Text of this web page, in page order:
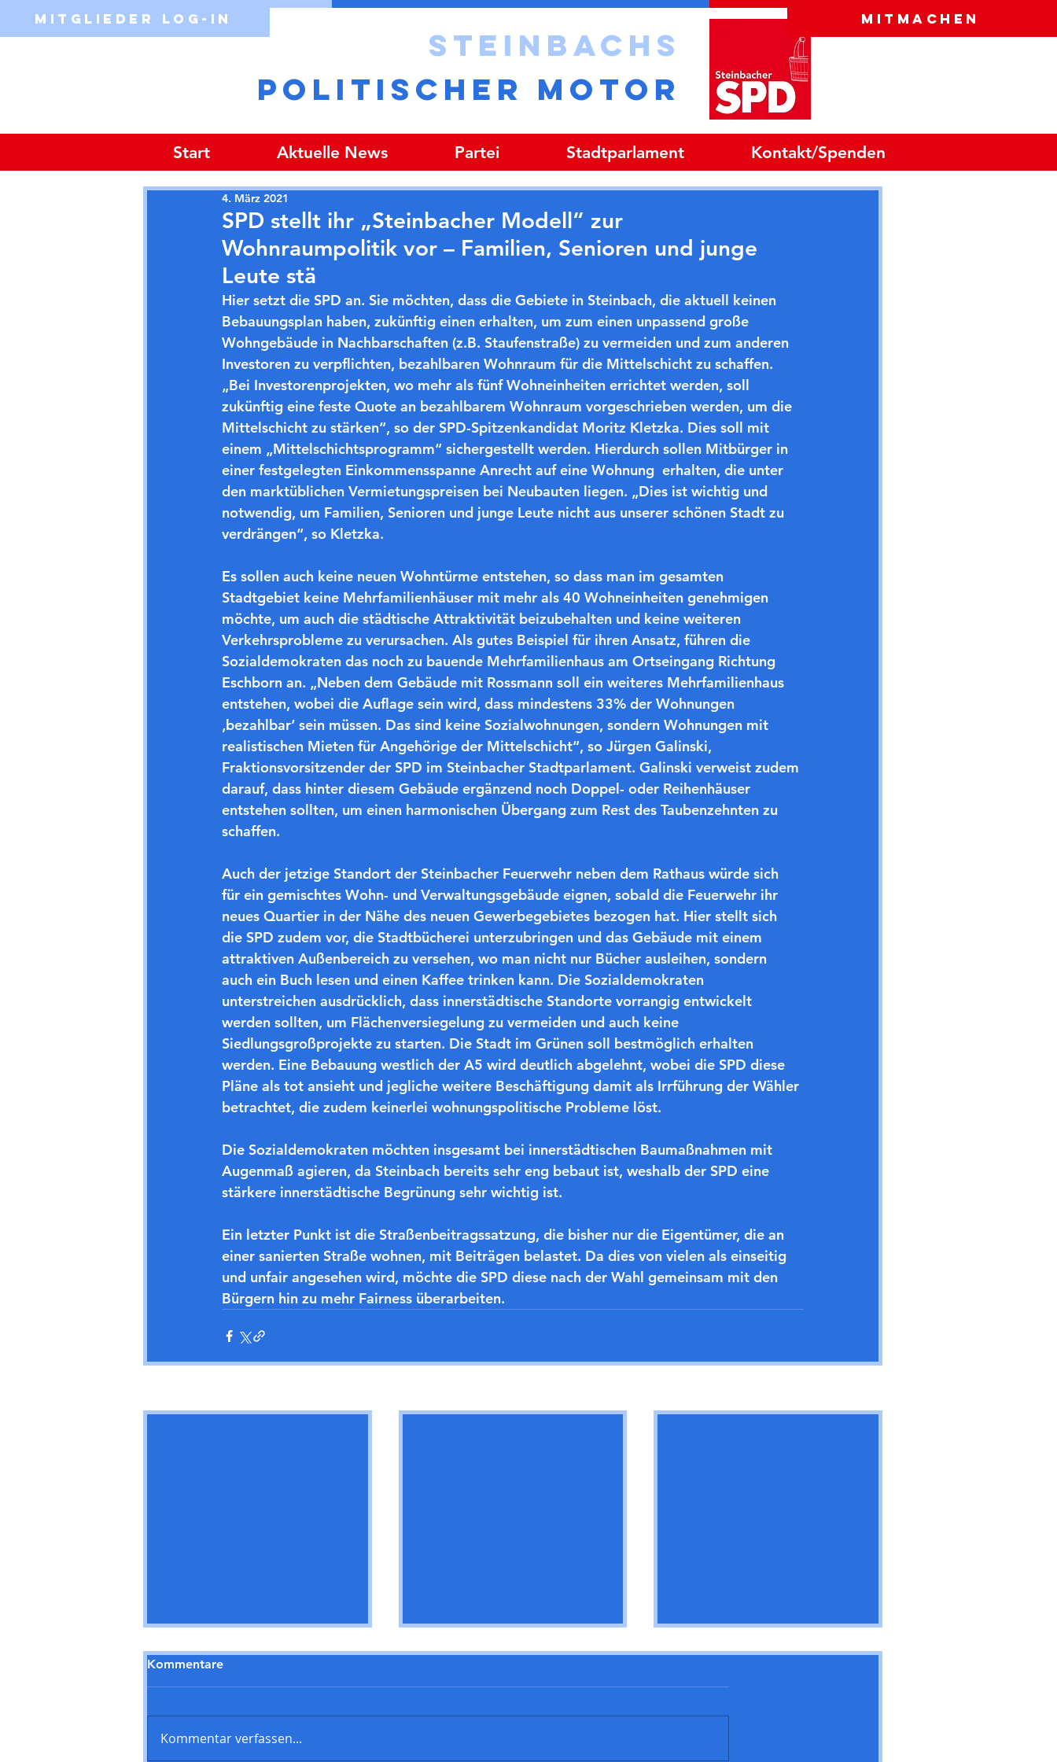
Mitglieder Log-in Mitmachen
STEINBACHS
POLITISCHER MOTOR
Start Aktuelle News Partei Stadtparlament Kontakt/Spenden
SPD stellt ihr „Steinbacher Modell“ zur
Wohnraumpolitik vor – Familien, Senioren und junge
Leute stä
4. März 2021
Hier setzt die SPD an. Sie möchten, dass die Gebiete in Steinbach, die aktuell keinen
Bebauungsplan haben, zukünftig einen erhalten, um zum einen unpassend große
Wohngebäude in Nachbarschaften (z.B. Staufenstraße) zu vermeiden und zum anderen
Investoren zu verpflichten, bezahlbaren Wohnraum für die Mittelschicht zu schaffen.
„Bei Investorenprojekten, wo mehr als fünf Wohneinheiten errichtet werden, soll
zukünftig eine feste Quote an bezahlbarem Wohnraum vorgeschrieben werden, um die
Mittelschicht zu stärken“, so der SPD-Spitzenkandidat Moritz Kletzka. Dies soll mit
einem „Mittelschichtsprogramm“ sichergestellt werden. Hierdurch sollen Mitbürger in
einer festgelegten Einkommensspanne Anrecht auf eine Wohnung  erhalten, die unter
den marktüblichen Vermietungspreisen bei Neubauten liegen. „Dies ist wichtig und
notwendig, um Familien, Senioren und junge Leute nicht aus unserer schönen Stadt zu
verdrängen“, so Kletzka.
Es sollen auch keine neuen Wohntürme entstehen, so dass man im gesamten
Stadtgebiet keine Mehrfamilienhäuser mit mehr als 40 Wohneinheiten genehmigen
möchte, um auch die städtische Attraktivität beizubehalten und keine weiteren
Verkehrsprobleme zu verursachen. Als gutes Beispiel für ihren Ansatz, führen die
Sozialdemokraten das noch zu bauende Mehrfamilienhaus am Ortseingang Richtung
Eschborn an. „Neben dem Gebäude mit Rossmann soll ein weiteres Mehrfamilienhaus
entstehen, wobei die Auflage sein wird, dass mindestens 33% der Wohnungen
‚bezahlbar‘ sein müssen. Das sind keine Sozialwohnungen, sondern Wohnungen mit
realistischen Mieten für Angehörige der Mittelschicht“, so Jürgen Galinski,
Fraktionsvorsitzender der SPD im Steinbacher Stadtparlament. Galinski verweist zudem
darauf, dass hinter diesem Gebäude ergänzend noch Doppel- oder Reihenhäuser
entstehen sollten, um einen harmonischen Übergang zum Rest des Taubenzehnten zu
schaffen.
Auch der jetzige Standort der Steinbacher Feuerwehr neben dem Rathaus würde sich
für ein gemischtes Wohn- und Verwaltungsgebäude eignen, sobald die Feuerwehr ihr
neues Quartier in der Nähe des neuen Gewerbegebietes bezogen hat. Hier stellt sich
die SPD zudem vor, die Stadtbücherei unterzubringen und das Gebäude mit einem
attraktiven Außenbereich zu versehen, wo man nicht nur Bücher ausleihen, sondern
auch ein Buch lesen und einen Kaffee trinken kann. Die Sozialdemokraten
unterstreichen ausdrücklich, dass innerstädtische Standorte vorrangig entwickelt
werden sollten, um Flächenversiegelung zu vermeiden und auch keine
Siedlungsgroßprojekte zu starten. Die Stadt im Grünen soll bestmöglich erhalten
werden. Eine Bebauung westlich der A5 wird deutlich abgelehnt, wobei die SPD diese
Pläne als tot ansieht und jegliche weitere Beschäftigung damit als Irrführung der Wähler
betrachtet, die zudem keinerlei wohnungspolitische Probleme löst.
Die Sozialdemokraten möchten insgesamt bei innerstädtischen Baumaßnahmen mit
Augenmaß agieren, da Steinbach bereits sehr eng bebaut ist, weshalb der SPD eine
stärkere innerstädtische Begrünung sehr wichtig ist.
Ein letzter Punkt ist die Straßenbeitragssatzung, die bisher nur die Eigentümer, die an
einer sanierten Straße wohnen, mit Beiträgen belastet. Da dies von vielen als einseitig
und unfair angesehen wird, möchte die SPD diese nach der Wahl gemeinsam mit den
Bürgern hin zu mehr Fairness überarbeiten.
Kommentare
Kommentar verfassen...